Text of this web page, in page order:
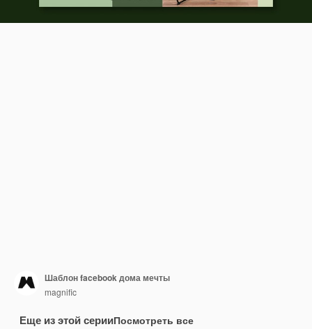
Шаблон facebook дома мечты
magnific
Еще из этой серииПосмотреть все